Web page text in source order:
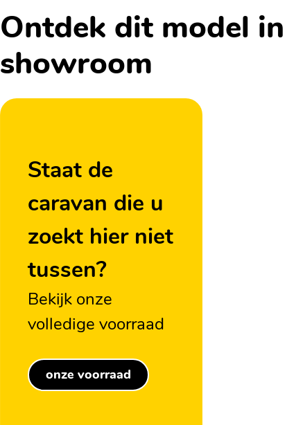
Ontdek dit model
showroom
Staat de
caravan die u
zoekt hier niet
tussen?
Bekijk onze
volledige voorraad
onze voorraad